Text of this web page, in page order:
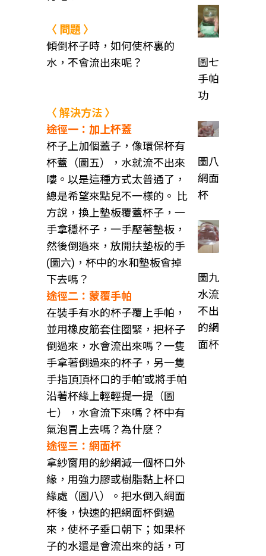
〈 問題 〉
傾倒杯子時，如何使杯裏的
水，不會流出來呢？
〈 解決方法 〉
途徑一：加上杯蓋
杯子上加個蓋子，像環保杯有
杯蓋（圖五），水就流不出來
嘍。以是這種方式太普通了，
總是希望來點兒不一樣的。 比
方說，換上墊板覆蓋杯子，一
手拿穩杯子，一手壓著墊板，
然後倒過來，放開扶墊板的手
(圖六)，杯中的水和墊板會掉
下去嗎？
途徑二：蒙覆手帕
在裝手有水的杯子覆上手帕，
並用橡皮筋套住圈緊，把杯子
倒過來，水會流出來嗎？一隻
手拿著倒過來的杯子，另一隻
手指頂頂杯口的手帕’或將手帕
沿著杯緣上輕輕提一提（圖
七），水會流下來嗎？杯中有
氣泡冒上去嗎？為什麼？
途徑三：網面杯
拿紗窗用的紗網減一個杯口外
緣，用強力膠或樹脂黏上杯口
緣處（圖八）。把水倒入網面
杯後，快速的把網面杯倒過
來，使杯子垂口朝下；如果杯
子的水還是會流出來的話，可
圖七
手帕
功
圖八
網面
杯
圖九
水流
不出
的網
面杯